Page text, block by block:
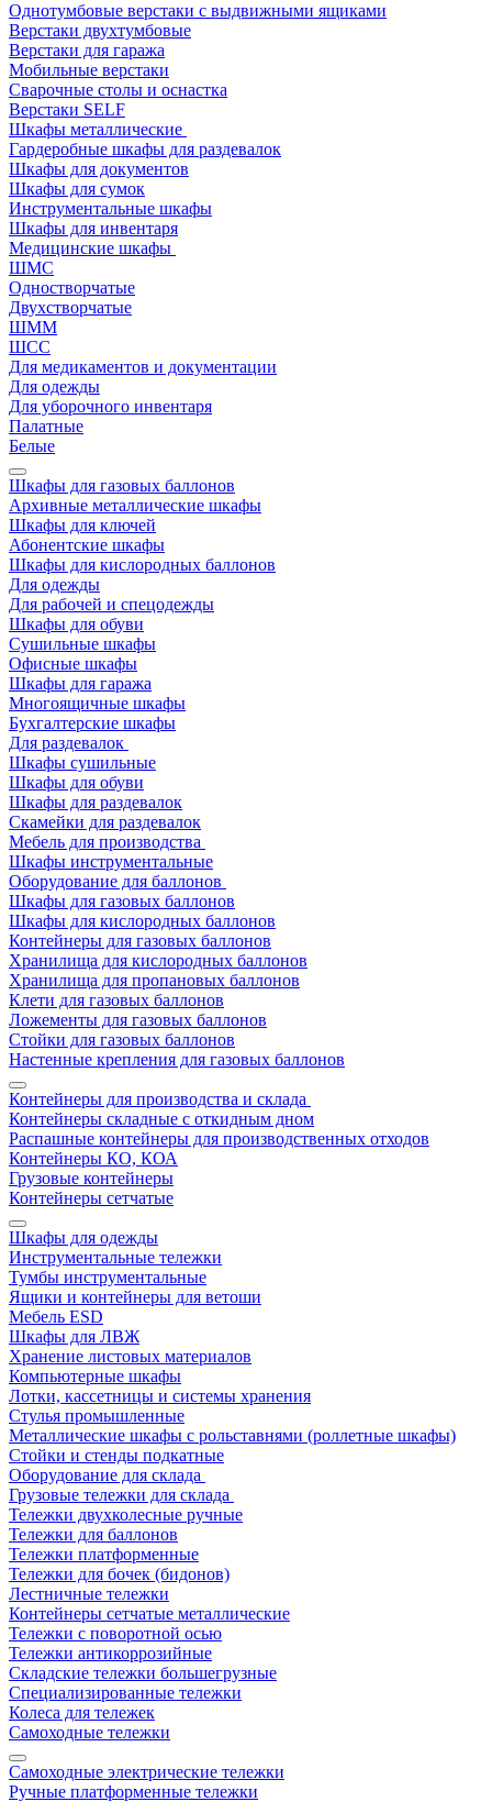
Однотумбовые верстаки с выдвижными ящиками
Верстаки двухтумбовые
Верстаки для гаража
Мобильные верстаки
Сварочные столы и оснастка
Верстаки SELF
Шкафы металлические
Гардеробные шкафы для раздевалок
Шкафы для документов
Шкафы для сумок
Инструментальные шкафы
Шкафы для инвентаря
Медицинские шкафы
ШМС
Одностворчатые
Двухстворчатые
ШММ
ШСС
Для медикаментов и документации
Для одежды
Для уборочного инвентаря
Палатные
Белые
Шкафы для газовых баллонов
Архивные металлические шкафы
Шкафы для ключей
Абонентские шкафы
Шкафы для кислородных баллонов
Для одежды
Для рабочей и спецодежды
Шкафы для обуви
Сушильные шкафы
Офисные шкафы
Шкафы для гаража
Многоящичные шкафы
Бухгалтерские шкафы
Для раздевалок
Шкафы сушильные
Шкафы для обуви
Шкафы для раздевалок
Скамейки для раздевалок
Мебель для производства
Шкафы инструментальные
Оборудование для баллонов
Шкафы для газовых баллонов
Шкафы для кислородных баллонов
Контейнеры для газовых баллонов
Хранилища для кислородных баллонов
Хранилища для пропановых баллонов
Клети для газовых баллонов
Ложементы для газовых баллонов
Стойки для газовых баллонов
Настенные крепления для газовых баллонов
Контейнеры для производства и склада
Контейнеры складные с откидным дном
Распашные контейнеры для производственных отходов
Контейнеры КО, КОА
Грузовые контейнеры
Контейнеры сетчатые
Шкафы для одежды
Инструментальные тележки
Тумбы инструментальные
Ящики и контейнеры для ветоши
Мебель ESD
Шкафы для ЛВЖ
Хранение листовых материалов
Компьютерные шкафы
Лотки, кассетницы и системы хранения
Стулья промышленные
Металлические шкафы с рольставнями (роллетные шкафы)
Стойки и стенды подкатные
Оборудование для склада
Грузовые тележки для склада
Тележки двухколесные ручные
Тележки для баллонов
Тележки платформенные
Тележки для бочек (бидонов)
Лестничные тележки
Контейнеры сетчатые металлические
Тележки с поворотной осью
Тележки антикоррозийные
Складские тележки большегрузные
Специализированные тележки
Колеса для тележек
Самоходные тележки
Самоходные электрические тележки
Ручные платформенные тележки